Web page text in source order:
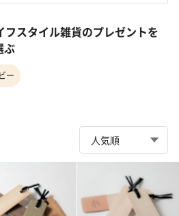
スタイル雑貨のプレゼントを
ぶ
ー